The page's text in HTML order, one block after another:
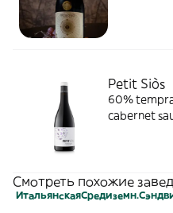
Petit Siòs
60%
cabernet
Смотреть похожие
ИтальянскаяСредиземн.